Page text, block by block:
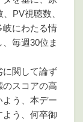
PV視聴数、
岐にわたる情
毎週30位ま
に関して論ず
のスコアの高
う、本デー
よう、何卒御